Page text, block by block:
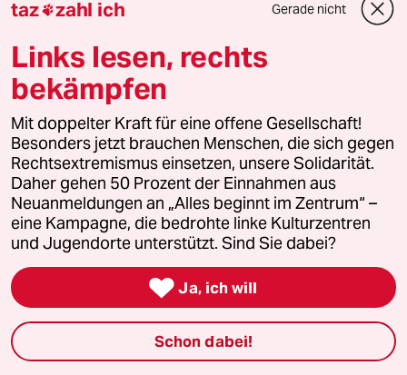
#AfD
#Lesestück Recherche und Reportage
Feedback Kommentieren Fehlerhinweis
Diesen Artikel teilen
Mehr zum Thema
taz zahl ich Gerade nicht
Links lesen, rechts
bekämpfen
Mit doppelter Kraft für eine offene Gesellschaft!
Besonders jetzt brauchen Menschen, die sich gegen
Rechtsextremismus einsetzen, unsere Solidarität.
Daher gehen 50 Prozent der Einnahmen aus
Neuanmeldungen an „Alles beginnt im Zentrum“ –
eine Kampagne, die bedrohte linke Kulturzentren
und Jugendorte unterstützt. Sind Sie dabei?
 Ja, ich will
Schon dabei!